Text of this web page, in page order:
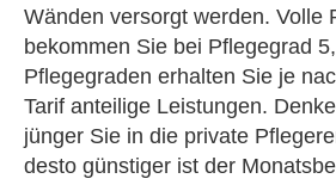
Wänden versorgt werden. Volle
bekommen Sie bei Pflegegrad
Pflegegraden erhalten Sie je
Tarif anteilige Leistungen.
jünger Sie in die private
desto günstiger ist der